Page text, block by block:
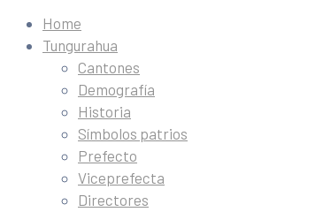
Home
Tungurahua
Cantones
Demografía
Historia
Símbolos patrios
Prefecto
Viceprefecta
Directores